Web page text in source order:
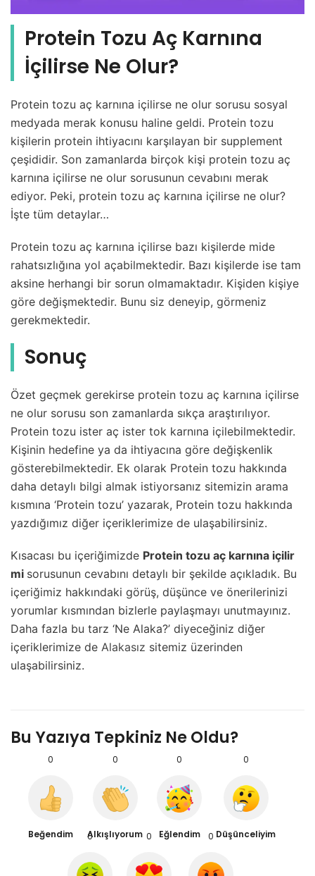
Protein Tozu Aç Karnına
İçilirse Ne Olur?
Protein tozu aç karnına içilirse ne olur sorusu sosyal
medyada merak konusu haline geldi. Protein tozu
kişilerin protein ihtiyacını karşılayan bir supplement
çeşididir. Son zamanlarda birçok kişi protein tozu aç
karnına içilirse ne olur sorusunun cevabını merak
ediyor. Peki, protein tozu aç karnına içilirse ne olur?
İşte tüm detaylar…
Protein tozu aç karnına içilirse bazı kişilerde mide
rahatsızlığına yol açabilmektedir. Bazı kişilerde ise tam
aksine herhangi bir sorun olmamaktadır. Kişiden kişiye
göre değişmektedir. Bunu siz deneyip, görmeniz
gerekmektedir.
Sonuç
Özet geçmek gerekirse protein tozu aç karnına içilirse
ne olur sorusu son zamanlarda sıkça araştırılıyor.
Protein tozu ister aç ister tok karnına içilebilmektedir.
Kişinin hedefine ya da ihtiyacına göre değişkenlik
gösterebilmektedir. Ek olarak Protein tozu hakkında
daha detaylı bilgi almak istiyorsanız sitemizin arama
kısmına ‘Protein tozu’ yazarak, Protein tozu hakkında
yazdığımız diğer içeriklerimize de ulaşabilirsiniz.
Kısacası bu içeriğimizde Protein tozu aç karnına içilir
mi sorusunun cevabını detaylı bir şekilde açıkladık. Bu
içeriğimiz hakkındaki görüş, düşünce ve önerilerinizi
yorumlar kısmından bizlerle paylaşmayı unutmayınız.
Daha fazla bu tarz ‘Ne Alaka?’ diyeceğiniz diğer
içeriklerimize de Alakasız sitemiz üzerinden
ulaşabilirsiniz.
Bu Yazıya Tepkiniz Ne Oldu?
0
Beğendim
0
Alkışlıyorum
0
Eğlendim
0
Düşünceliyim
0 0 0